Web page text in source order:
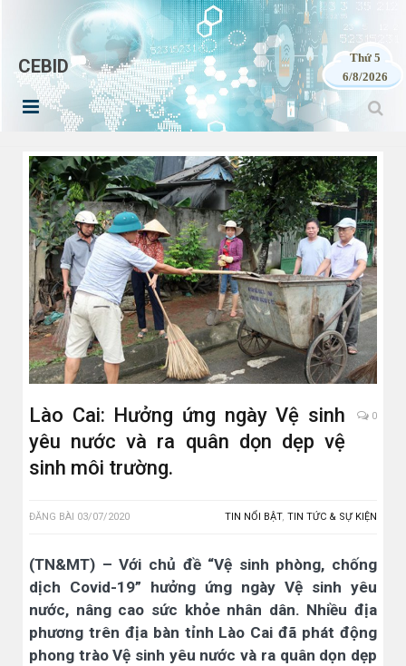
CEBID
Thứ 5
6/8/2026
Lào Cai: Hưởng ứng ngày Vệ sinh
yêu nước và ra quân dọn dẹp vệ
sinh môi trường.
0
ĐĂNG BÀI 03/07/2020 TIN NỔI BẬT, TIN TỨC & SỰ KIỆN
(TN&MT) – Với chủ đề “Vệ sinh phòng, chống
dịch Covid-19” hưởng ứng ngày Vệ sinh yêu
nước, nâng cao sức khỏe nhân dân. Nhiều địa
phương trên địa bàn tỉnh Lào Cai đã phát động
phong trào Vệ sinh yêu nước và ra quân dọn dẹp